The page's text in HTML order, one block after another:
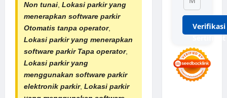
Non tunai, Lokasi parkir yang
menerapkan software parkir
Otomatis tanpa operator,
Lokasi parkir yang menerapkan
software parkir Tapa operator,
Lokasi parkir yang
menggunakan software parkir
elektronik parkir, Lokasi parkir
Verifikasi
Sertifikat